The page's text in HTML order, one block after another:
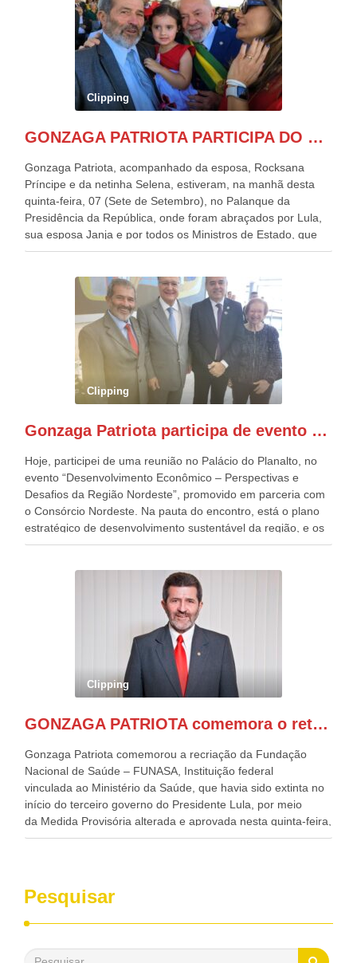
Clipping
GONZAGA PATRIOTA PARTICIPA DO DESFILE DA INDEPENDÊNCIA NO PALANQUE DA PRESIDÊNCIA DA REPÚBLICA E É ABRAÇADO POR LULA E POR GERALDO ALCKMIN.
Gonzaga Patriota, acompanhado da esposa, Rocksana
Príncipe e da netinha Selena, estiveram, na manhã desta
quinta-feira, 07 (Sete de Setembro), no Palanque da
Presidência da República, onde foram abraçados por Lula,
sua esposa Janja e por todos os Ministros de Estado, que
estavam presentes, nos Desfiles da Independência da
outros desfiles, na Esplanada dos Ministérios, disse ter sido
o deste ano, o maior e o mais organizado de todos. “Há
quatro décadas, como Patriota até no nome, participo
anualmente dos desfiles de Sete de Setembro, na
Esplanada dos Ministérios, em Brasília. Este ano, o governo
preparou espaços com cadeiras e coberturas, para 30.000
pessoas, só que o número de Patriotas Brasileiros
Independentes, dobrou na Esplanada. Eu, Lula e os
Patriota.
Clipping
Gonzaga Patriota participa de evento em prol do desenvolvimento do Nordeste
Hoje, participei de uma reunião no Palácio do Planalto, no
evento “Desenvolvimento Econômico – Perspectivas e
Desafios da Região Nordeste”, promovido em parceria com
o Consórcio Nordeste. Na pauta do encontro, está o plano
estratégico de desenvolvimento sustentável da região, e os
desafios para a elaboração de políticas públicas, que
evento contou com a presença do Vice-presidente Geraldo
Alckmin, que também ocupa o Ministério do
Desenvolvimento, Indústria, Comércio e Serviços, o ex
governador de Pernambuco, agora Presidente do Banco do
Nordeste, Paulo Câmara, o ex Deputado Federal, e
atualmente Superintendente da SUDENE, Danilo Cabral, da
Governadora de Pernambuco, Raquel Lyra, os ministros da
Casa Civil, Rui Costa, e da Integração e do Desenvolvimento
de todo Nordeste que também ajudam a fomentar o
Clipping
GONZAGA PATRIOTA comemora o retorno da FUNASA
Gonzaga Patriota comemorou a recriação da Fundação
Nacional de Saúde – FUNASA, Instituição federal
vinculada ao Ministério da Saúde, que havia sido extinta no
início do terceiro governo do Presidente Lula, por meio
da Medida Provisória alterada e aprovada nesta quinta-feira,
pelo Congresso Nacional. Gonzaga Patriota disse hoje em
desenvolvimento dos seus municípios e, somente o ano
passado, essa Fundação distribuiu mais de três bilhões de
reais, com suas maravilhosas ações, dentre alas, mais de
saneamento básico, em pequenas comunidades rurais.
Pesquisar